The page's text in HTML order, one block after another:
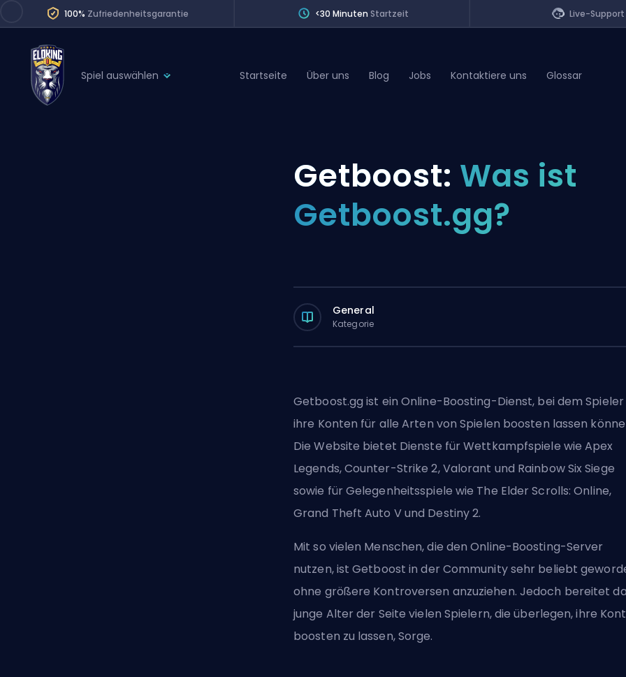
100% Zufriedenheitsgarantie <30 Minuten Startzeit Live-Support
Spiel auswählen
Division Boost
Teammate
Startseite Über uns Blog Jobs Kontaktiere uns Glossar
Getboost: Was ist
Getboost.gg?
General
Kategorie
Getboost.gg ist ein Online-Boosting-Dienst, bei dem Spieler
ihre Konten für alle Arten von Spielen boosten lassen
Die Website bietet Dienste für Wettkampfspiele wie Apex
Legends, Counter-Strike 2, Valorant und Rainbow Six Siege
sowie für Gelegenheitsspiele wie The Elder Scrolls: Online,
Grand Theft Auto V und Destiny 2.
Mit so vielen Menschen, die den Online-Boosting-Server
nutzen, ist Getboost in der Community sehr beliebt
ohne größere Kontroversen anzuziehen. Jedoch bereitet
junge Alter der Seite vielen Spielern, die überlegen, ihre
boosten zu lassen, Sorge.